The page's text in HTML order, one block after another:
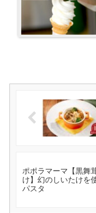
ポポラマーマ【黒舞
け】幻のしいたけを
パスタ